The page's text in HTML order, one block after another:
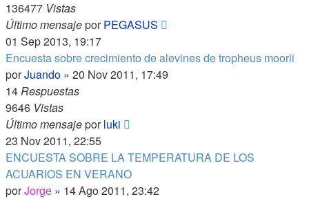
136477 Vistas
Último mensajeporPEGASUS
01 Sep 2013, 19:17
Encuesta sobre crecimiento de alevines de tropheus moorii
porJuando » 20 Nov 2011, 17:49
14Respuestas
9646 Vistas
Último mensajeporluki
23 Nov 2011, 22:55
ENCUESTA SOBRE LA TEMPERATURA DE LOS
ACUARIOS EN VERANO
porJorge » 14 Ago 2011, 23:42